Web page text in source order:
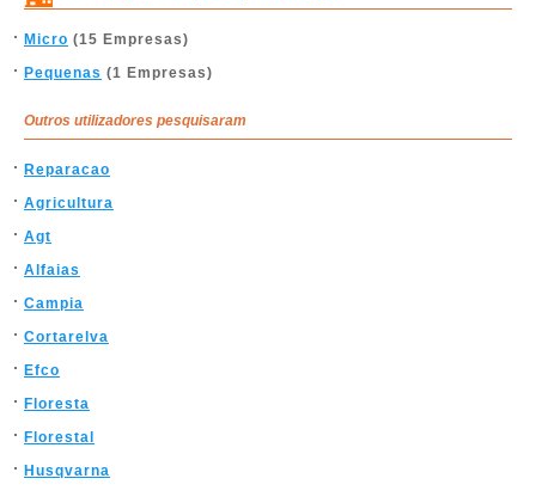
Micro (15 Empresas)
Pequenas (1 Empresas)
Outros utilizadores pesquisaram
Reparacao
Agricultura
Agt
Alfaias
Campia
Cortarelva
Efco
Floresta
Florestal
Husqvarna